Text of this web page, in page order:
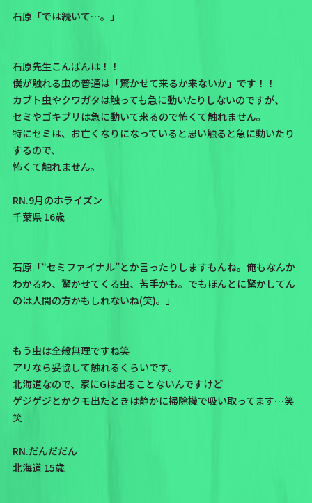
石原「では続いて…。」
石原先生こんばんは！！
僕が触れる虫の普通は「驚かせて来るか来ないか」です！！
カブト虫やクワガタは触っても急に動いたりしないのですが、
セミやゴキブリは急に動いて来るので怖くて触れません。
特にセミは、お亡くなりになっていると思い触ると急に動いたり
するので、
怖くて触れません。
RN.9月のホライズン
千葉県 16歳
石原「“セミファイナル”とか言ったりしますもんね。俺もなんか
わかるわ、驚かせてくる虫、苦手かも。でもほんとに驚かしてん
のは人間の方かもしれないね(笑)。」
もう虫は全般無理ですね笑
アリなら妥協して触れるくらいです。
北海道なので、家にGは出ることないんですけど
ゲジゲジとかクモ出たときは静かに掃除機で吸い取ってます…笑
笑
RN.だんだだん
北海道 15歳